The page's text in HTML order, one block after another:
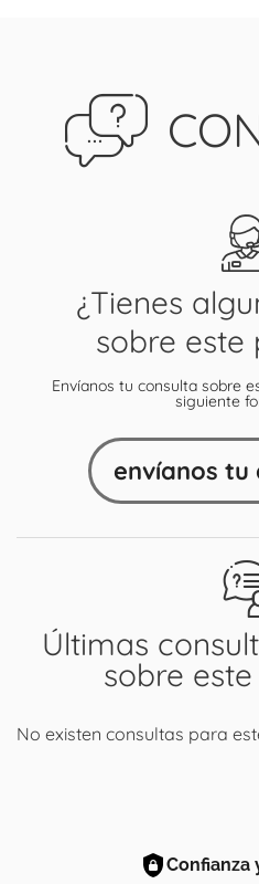
Últimas
sobre
No existen consultas para
¿Tienes
sobre este
Envíanos tu consulta sobre
siguiente
envíanos tu
Confianza